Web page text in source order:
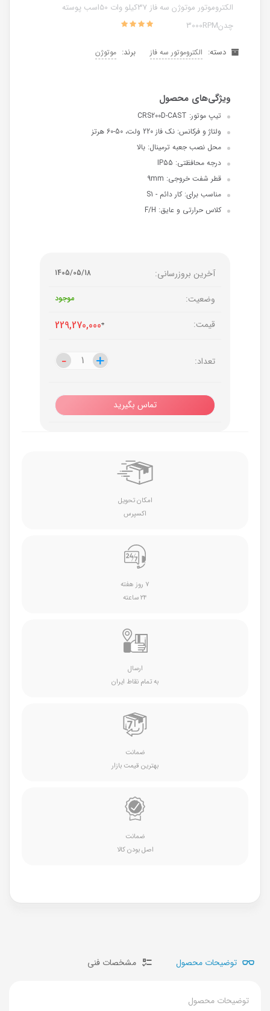
الکتروموتور موتوژن سه فاز 37کیلو وات 50اسب پوسته
چدن3000RPM
دسته: الکتروموتور سه فاز برند: موتوژن
تیپ موتور: CRS200D-CAST
ولتاژ و فرکانس: نک فاز 220 ولت، 50-60 هرتز
محل نصب جعبه ترمینال: بالا
درجه محافظتی: IP55
قطر شفت خروجی: 9mm
مناسب برای: کار دائم - S1
کلاس حرارتی و عایق: F/H
آخرین بروزرسانی: 1405/05/18
وضعیت: موجود
قیمت: 229,270,0000
تعداد: +
- +
-
تماس بگیرید
امکان تحویل
اکسپرس
۷ روز هفته
۲۴ ساعته
ارسال
به تمام نقاط ایران
ضمانت
بهترین قیمت بازار
ضمانت
اصل بودن کالا
توضیحات محصول مشخصات فنی
توضیحات محصول